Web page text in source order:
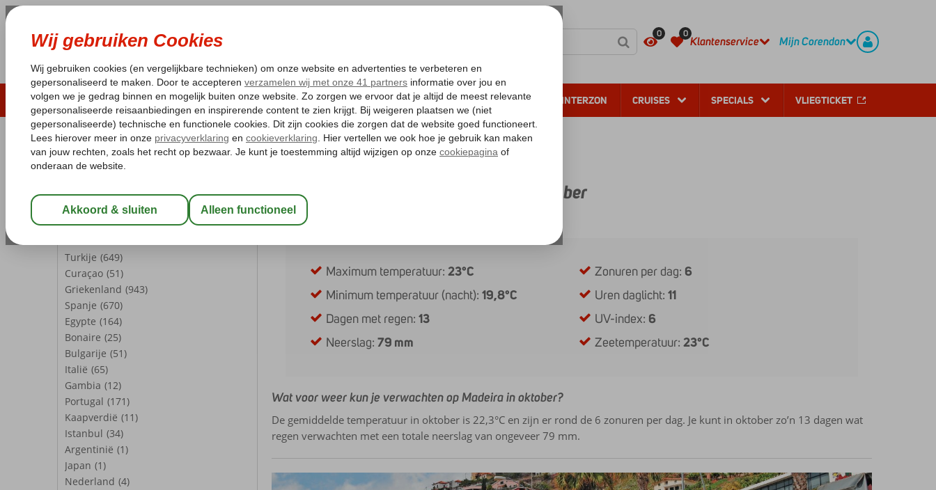
0 0
Klantenservice Mijn Corendon
LAST MINUTE ZOMER 2026 ZONVAKANTIE VERRE REIZEN ALL INCLUSIVE WINTERZON CRUISES SPECIALS VLIEGTICKET
Pakketgarantie Laagsteprijsgarantie* Gratis annuleren*
REISGEZELSCHAP
Wijzig Reisgezelschap
Turkije (649)
Curaçao (51)
Griekenland (943)
Spanje (670)
Egypte (164)
Bonaire (25)
Bulgarije (51)
Italië (65)
Gambia (12)
Portugal (171)
Kaapverdië (11)
Istanbul (34)
Argentinië (1)
Japan (1)
Nederland (4)
Weer en temperatuur op Madeira in oktober
Madeira overzicht voor oktober
Maximum temperatuur: 23°C
Minimum temperatuur (nacht): 19,8°C
Dagen met regen: 13
Neerslag: 79 mm
Zonuren per dag: 6
Uren daglicht:11
UV-index: 6
Zeetemperatuur:23°C
Wat voor weer kun je verwachten op Madeira in oktober?
De gemiddelde temperatuur in oktober is 22,3°C en zijn er rond de 6 zonuren per dag. Je kunt in oktober zo’n 13 dagen wat
regen verwachten met een totale neerslag van ongeveer 79 mm.